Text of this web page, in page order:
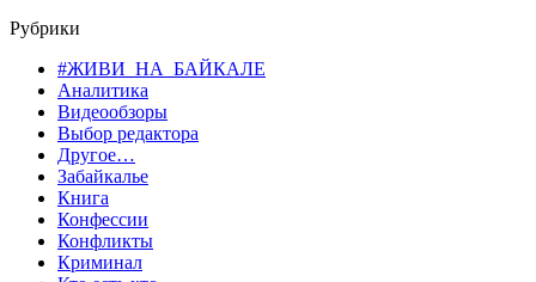
Рубрики
#ЖИВИ_НА_БАЙКАЛЕ
Аналитика
Видеообзоры
Выбор редактора
Другое…
Забайкалье
Книга
Конфессии
Конфликты
Криминал